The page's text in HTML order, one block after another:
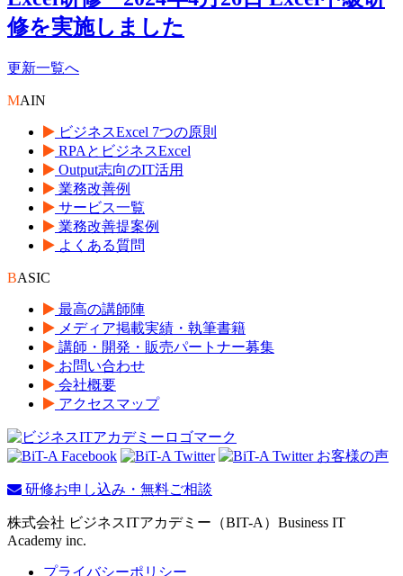
修を実施しました
更新一覧へ
MAIN
ビジネスExcel 7つの原則
RPAとビジネスExcel
Output志向のIT活用
業務改善例
サービス一覧
業務改善提案例
よくある質問
BASIC
最高の講師陣
メディア掲載実績・執筆書籍
講師・開発・販売パートナー募集
お問い合わせ
会社概要
アクセスマップ
研修お申し込み・無料ご相談
株式会社 ビジネスITアカデミー（BIT-A）Business IT
Academy inc.
プライバシーポリシー